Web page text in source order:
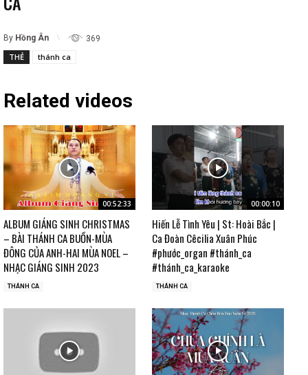
By Hồng Ân 369
THẺ thánh ca
Related videos
00:52:33
ALBUM GIÁNG SINH CHRISTMAS
– BÀI THÁNH CA BUỒN-MÙA
ĐÔNG CỦA ANH-HAI MÙA NOEL –
NHẠC GIÁNG SINH 2023
THÁNH CA
00:00:10
Hiến Lễ Tình Yêu | St: Hoài Bắc |
Ca Đoàn Cêcilia Xuân Phúc
#phước_organ #thánh_ca
#thánh_ca_karaoke
THÁNH CA